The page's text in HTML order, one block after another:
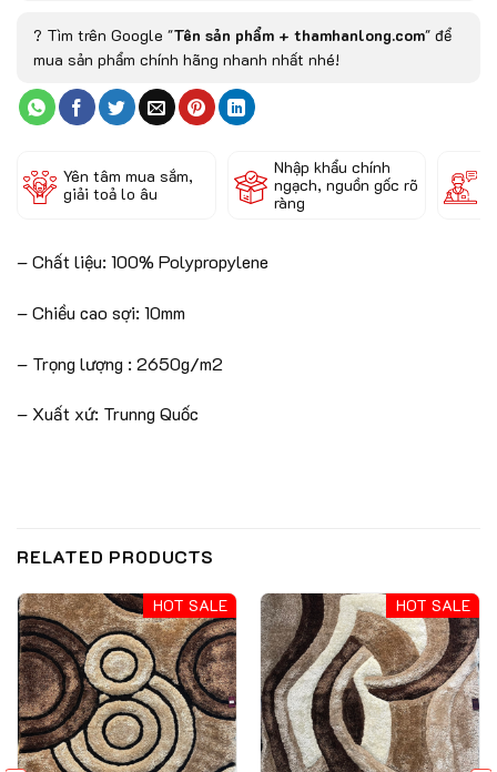
? Tìm trên Google "Tên sản phẩm + thamhanlong.com" để
mua sản phẩm chính hãng nhanh nhất nhé!
Yên tâm mua sắm,
giải toả lo âu
Nhập khẩu chính
ngạch, nguồn gốc rõ
ràng
– Chất liệu: 100% Polypropylene
– Chiều cao sợi: 10mm
– Trọng lượng : 2650g/m2
– Xuất xứ: Trunng Quốc
RELATED PRODUCTS
HOT SALE HOT SALE